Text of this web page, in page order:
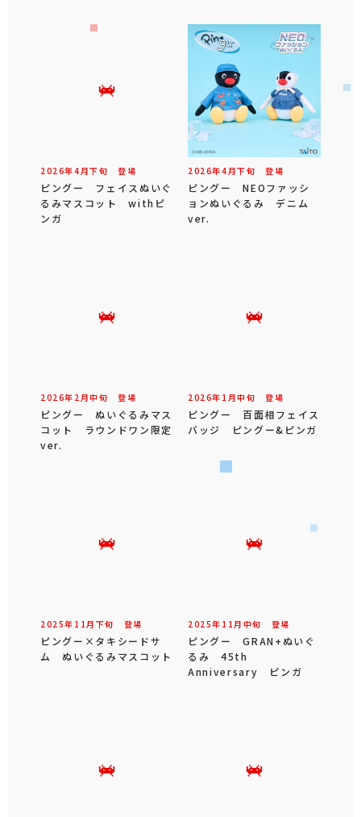
2026年4 月下旬 登場
ピングー フェイスぬいぐ
るみマスコット withピ
ンガ
2026年4 月下旬 登場
ピングー NEOファッシ
ョンぬいぐるみ デニム
ver.
2026年 2 月中旬 登場
ピングー ぬいぐるみマス
コット ラウンドワン限定
ver.
2026年 1 月中旬 登場
ピングー 百面相フェイス
バッジ ピングー&ピンガ
2025年 11 月 下旬 登場
ピングー×タキシードサ
ム ぬいぐるみマスコット
2025年 11 月 中旬 登場
ピングー GRAN+ぬいぐ
るみ 45th
Anniversary ピンガ